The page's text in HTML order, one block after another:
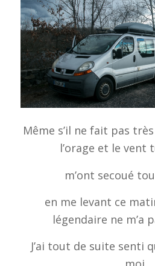
Même s’il ne fait pas
l’orage et le vent
m’ont secoué
en me levant ce
légendaire ne m’a
J’ai tout de suite senti